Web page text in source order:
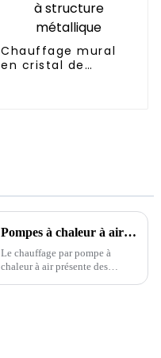
Chauffage mural
en cristal de
Pompes à chaleur à air : la tendance et le premier choix pour la culture et le chauffage des serres
Le chauffage par pompe à
chaleur à air présente des